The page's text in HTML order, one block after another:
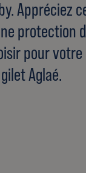
Appréciez
protection
pour
Aglaé.